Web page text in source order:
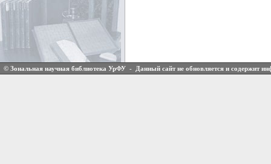
© Зональная научная библиотека УрФУ - Данный сайт не обновляется и содержит